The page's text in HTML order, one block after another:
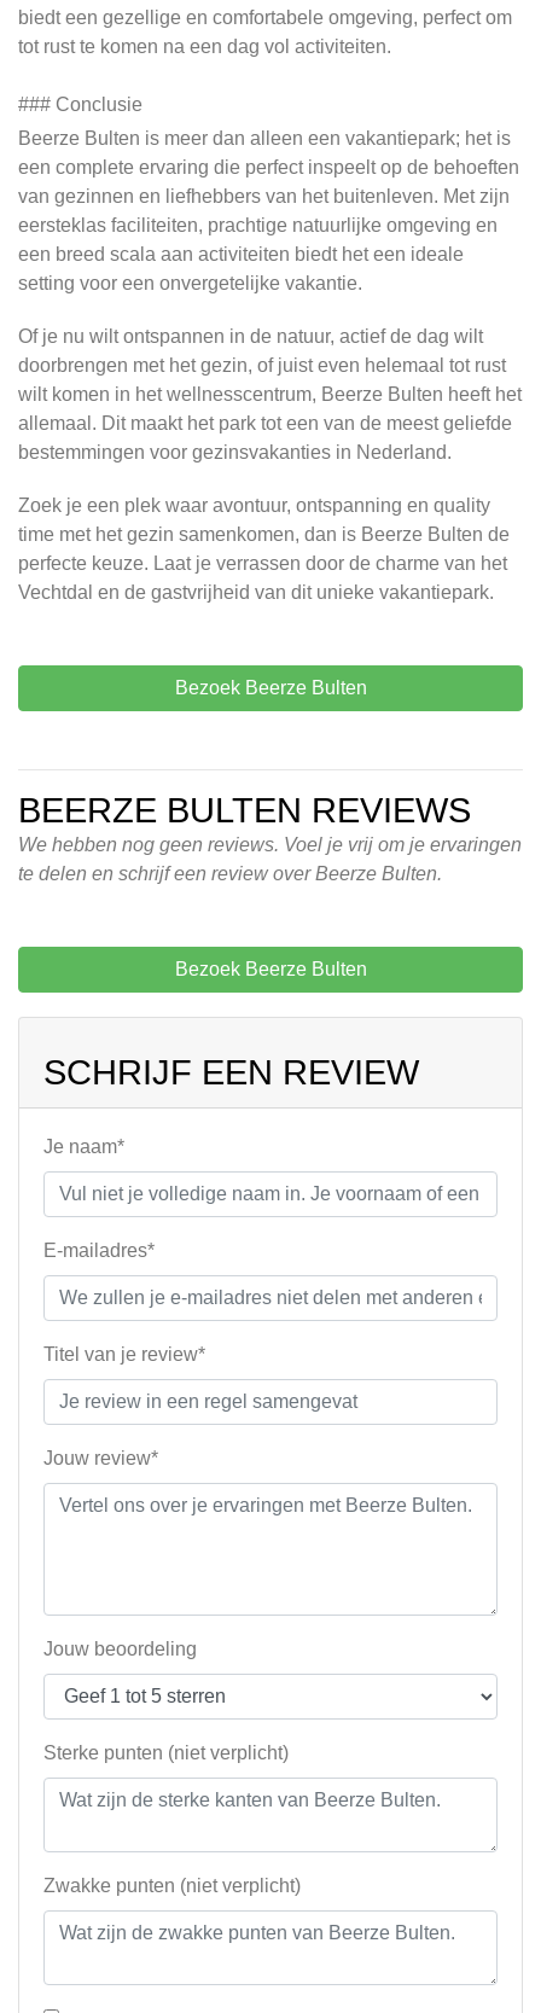
biedt een gezellige en comfortabele omgeving, perfect om
tot rust te komen na een dag vol activiteiten.
### Conclusie
Beerze Bulten is meer dan alleen een vakantiepark; het is
een complete ervaring die perfect inspeelt op de behoeften
van gezinnen en liefhebbers van het buitenleven. Met zijn
eersteklas faciliteiten, prachtige natuurlijke omgeving en
een breed scala aan activiteiten biedt het een ideale
setting voor een onvergetelijke vakantie.
Of je nu wilt ontspannen in de natuur, actief de dag wilt
doorbrengen met het gezin, of juist even helemaal tot rust
wilt komen in het wellnesscentrum, Beerze Bulten heeft het
allemaal. Dit maakt het park tot een van de meest geliefde
bestemmingen voor gezinsvakanties in Nederland.
Zoek je een plek waar avontuur, ontspanning en quality
time met het gezin samenkomen, dan is Beerze Bulten de
perfecte keuze. Laat je verrassen door de charme van het
Vechtdal en de gastvrijheid van dit unieke vakantiepark.
Bezoek Beerze Bulten
BEERZE BULTEN REVIEWS
We hebben nog geen reviews. Voel je vrij om je ervaringen
te delen en schrijf een review over Beerze Bulten.
Bezoek Beerze Bulten
SCHRIJF EEN REVIEW
Je naam*
E-mailadres*
Titel van je review*
Jouw review*
Jouw beoordeling
Sterke punten (niet verplicht)
Zwakke punten (niet verplicht)